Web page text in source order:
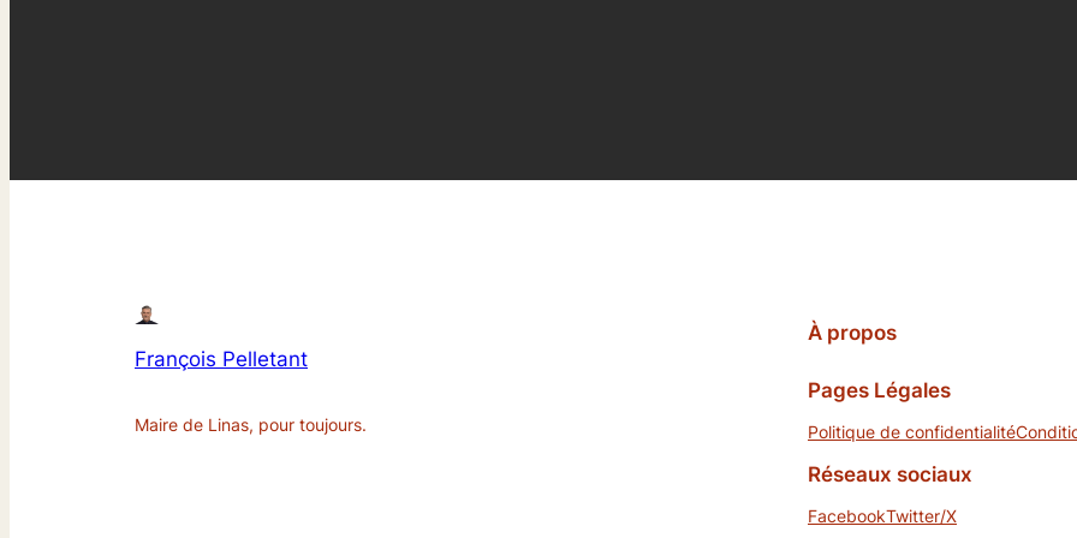
François Pelletant
Maire de Linas, pour toujours.
À propos
Pages Légales
Politique de confidentialité
Réseaux sociaux
FacebookTwitter/X